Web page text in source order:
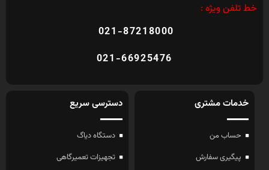
خط تلفن ویژه :
021-87218000
021-66925476
خدمات مشتری
حساب من
پیگیری سفارش
دسترسی سریع
دستگاه دیاگ
تجهیزات تعمیرگاهی